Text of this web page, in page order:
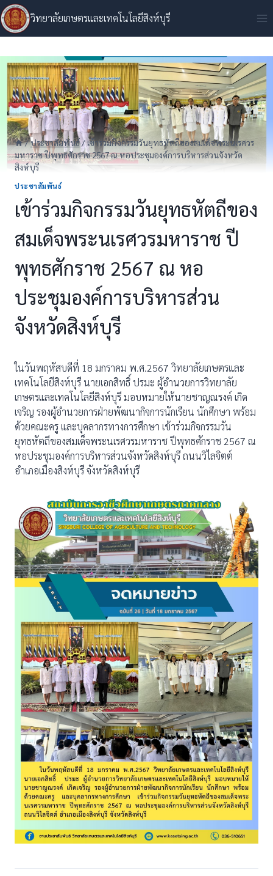
Skip
to
content
วิทยาลัยเกษตรและเทคโนโลยีสิงห์บุรี
/ประชาสัมพันธ์/เข้าร่วมกิจกรรมวันยุทธหัตถีของสมเด็จพระนเรศวร
มหาราช ปีพุทธศักราช 2567 ณ หอประชุมองค์การบริหารส่วนจังหวัด
สิงห์บุรี
ประชาสัมพันธ์
เข้าร่วมกิจกรรมวันยุทธหัตถีของ
สมเด็จพระนเรศวรมหาราช ปี
พุทธศักราช 2567 ณ หอ
ประชุมองค์การบริหารส่วน
จังหวัดสิงห์บุรี
ในวันพฤหัสบดีที่ 18 มกราคม พ.ศ.2567 วิทยาลัยเกษตรและ
เทคโนโลยีสิงห์บุรี นายเอกสิทธิ์ ปรมะ ผู้อำนวยการวิทยาลัย
เกษตรและเทคโนโลยีสิงห์บุรี มอบหมายให้นายชาญณรงค์ เกิด
เจริญ รองผู้อำนวยการฝ่ายพัฒนากิจการนักเรียน นักศึกษา พร้อม
ด้วยคณะครู และบุคลากรทางการศึกษา เข้าร่วมกิจกรรมวัน
ยุทธหัตถีของสมเด็จพระนเรศวรมหาราช ปีพุทธศักราช 2567 ณ
หอประชุมองค์การบริหารส่วนจังหวัดสิงห์บุรี ถนนวิไลจิตต์
อำเภอเมืองสิงห์บุรี จังหวัดสิงห์บุรี